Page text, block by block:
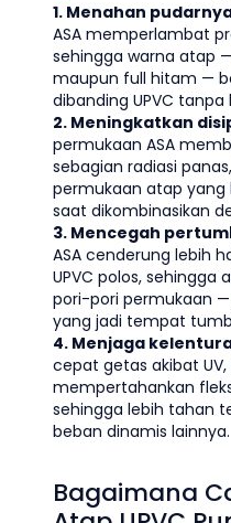
1. Menahan
ASA memperlambat
sehingga warna atap
maupun full hitam —
dibanding UPVC
2. Meningkatkan
permukaan ASA
sebagian radiasi
permukaan atap
saat dikombinasikan
3. Mencegah
ASA cenderung lebih
UPVC polos, sehingga
pori-pori permukaan
yang jadi tempat
4. Menjaga
cepat getas akibat
mempertahankan
sehingga lebih tahan
beban dinamis lainnya.
Bagaimana